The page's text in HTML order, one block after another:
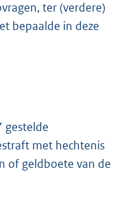
ter (verdere)
bepaalde in deze
gestelde
met hechtenis
of geldboete van de